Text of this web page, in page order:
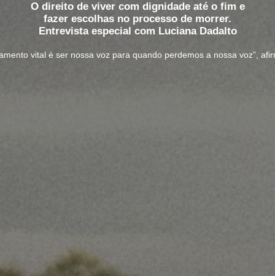
O direito de viver com dignidade até o fim e
fazer escolhas no processo de morrer.
Entrevista especial com Luciana Dadalto
vital é ser nossa voz para quando perdemos a nossa voz”,